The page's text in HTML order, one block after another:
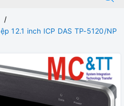
12.1 inch ICP DAS TP-5120/NP